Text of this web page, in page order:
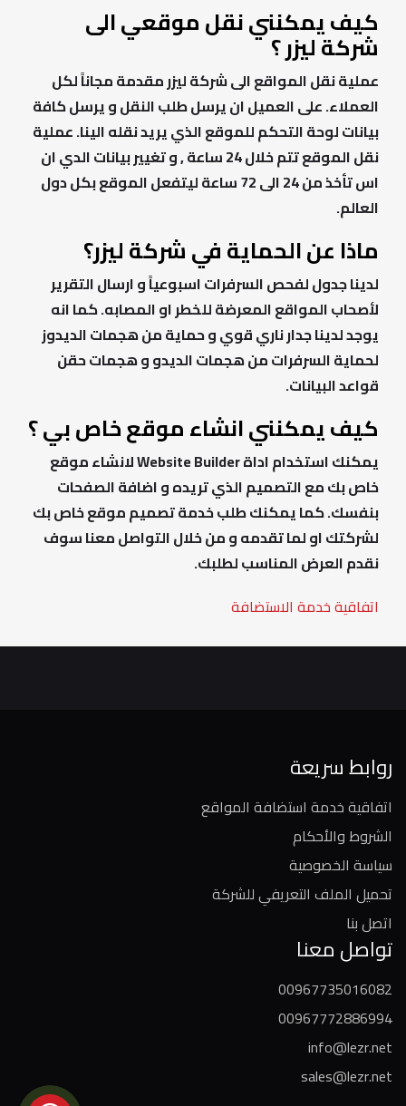
كيف يمكنني نقل موقعي الى
شركة ليزر ؟
عملية نقل المواقع الى شركة ليزر مقدمة مجاناً لكل
العملاء. على العميل ان يرسل طلب النقل و يرسل كافة
بيانات لوحة التحكم للموقع الذي يريد نقله الينا. عملية
نقل الموقع تتم خلال 24 ساعة , و تغيير بيانات الدي ان
اس تأخذ من 24 الى 72 ساعة ليتفعل الموقع بكل دول
العالم.
ماذا عن الحماية في شركة ليزر؟
لدينا جدول لفحص السرفرات اسبوعياً و ارسال التقرير
لأصحاب المواقع المعرضة للخطر او المصابه. كما انه
يوجد لدينا جدار ناري قوي و حماية من هجمات الديدوز
لحماية السرفرات من هجمات الديدو و هجمات حقن
قواعد البيانات.
كيف يمكنني انشاء موقع خاص بي ؟
يمكنك استخدام اداة Website Builder لانشاء موقع
خاص بك مع التصميم الذي تريده و اضافة الصفحات
بنفسك. كما يمكنك طلب خدمة تصميم موقع خاص بك
لشركتك او لما تقدمه و من خلال التواصل معنا سوف
نقدم العرض المناسب لطلبك.
اتفاقية خدمة الاستضافة
روابط سريعة
اتفاقية خدمة استضافة المواقع
الشروط والأحكام
سياسة الخصوصية
تحميل الملف التعريفي للشركة
اتصل بنا
تواصل معنا
00967735016082
00967772886994
info@lezr.net
sales@lezr.net